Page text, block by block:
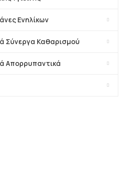
Ενηλίκων
Σύνεργα Καθαρισμού
Απορρυπαντικά